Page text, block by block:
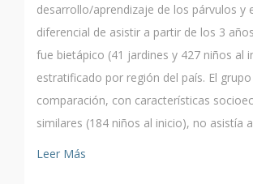
desarrollo/aprendizaje de los párvulos y
diferencial de asistir a partir de los 3
fue bietápico (41 jardines y 427 niños al
estratificado por región del país. El
comparación, con características
similares (184 niños al inicio), no asistía
Leer Más